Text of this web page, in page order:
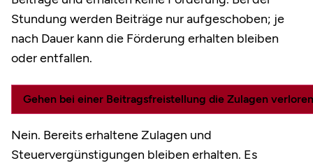
Stundung werden Beiträge nur aufgeschoben; je
nach Dauer kann die Förderung erhalten bleiben
oder entfallen.
Gehen bei einer Beitragsfreistellung die Zulagen
Nein. Bereits erhaltene Zulagen und
Steuervergünstigungen bleiben erhalten. Es